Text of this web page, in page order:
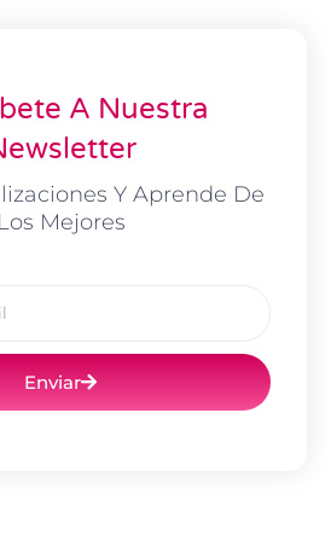
A Nuestra
Y Aprende De
Los Mejores
Enviar